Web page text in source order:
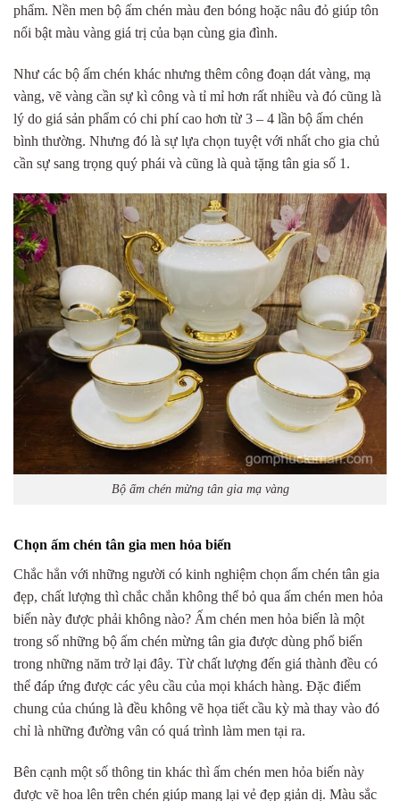
phẩm. Nền men bộ ấm chén màu đen bóng hoặc nâu đỏ giúp tôn
nổi bật màu vàng giá trị của bạn cùng gia đình.
Như các bộ ấm chén khác nhưng thêm công đoạn dát vàng, mạ
vàng, vẽ vàng cần sự kì công và tỉ mỉ hơn rất nhiều và đó cũng là
lý do giá sản phẩm có chi phí cao hơn từ 3 – 4 lần bộ ấm chén
bình thường. Nhưng đó là sự lựa chọn tuyệt với nhất cho gia chủ
cần sự sang trọng quý phái và cũng là quà tặng tân gia số 1.
Bộ ấm chén mừng tân gia mạ vàng
Chọn ấm chén tân gia men hỏa biến
Chắc hẳn với những người có kinh nghiệm chọn ấm chén tân gia
đẹp, chất lượng thì chắc chắn không thể bỏ qua ấm chén men hỏa
biến này được phải không nào? Ấm chén men hỏa biến là một
trong số những bộ ấm chén mừng tân gia được dùng phổ biến
trong những năm trở lại đây. Từ chất lượng đến giá thành đều có
thể đáp ứng được các yêu cầu của mọi khách hàng. Đặc điểm
chung của chúng là đều không vẽ họa tiết cầu kỳ mà thay vào đó
chỉ là những đường vân có quá trình làm men tại ra.
Bên cạnh một số thông tin khác thì ấm chén men hỏa biến này
được vẽ hoa lên trên chén giúp mang lại vẻ đẹp giản dị. Màu sắc